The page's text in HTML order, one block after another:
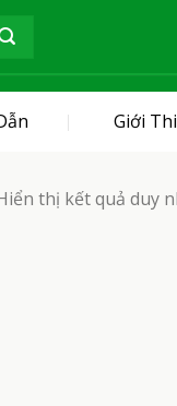
Giới
thị kết quả duy